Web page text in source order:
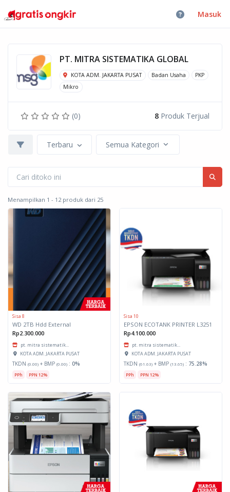
Masuk
PT. MITRA SISTEMATIKA GLOBAL
KOTA ADM. JAKARTA PUSAT Badan Usaha
PKP
Mikro
(0) 8 Produk Terjual
Terbaru Semua Kategori
Menampilkan 1 - 12 produk dari 25
Sisa 8
WD 2TB Hdd External
Rp2.300.000
pt. mitra sistematik...
KOTA ADM. JAKARTA PUSAT
TKDN (0.00) + BMP (0.00) : 0%
PPh PPN 12%
Sisa 10
EPSON ECOTANK PRINTER L3251
Rp4.100.000
pt. mitra sistematik...
KOTA ADM. JAKARTA PUSAT
TKDN (61.63) + BMP (13.65) : 75.28%
PPh PPN 12%